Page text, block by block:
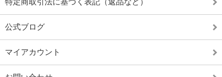
特定商取引法に基づく表記（返品など）
公式ブログ
マイアカウント